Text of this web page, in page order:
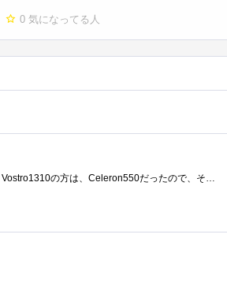
0 気になってる人
DellVostro1310と一緒にやってきたDellVostro1200(モチモノ未登録)搭載品。Vostro1310の方は、Celeron550だったので、その弟。550(2.0GHz)に比べ、クロックが微妙�...